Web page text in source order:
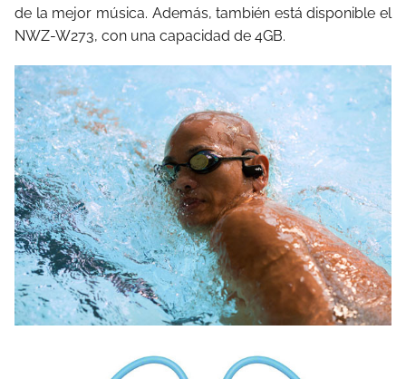
de la mejor música. Además, también está disponible el
NWZ-W273, con una capacidad de 4GB.